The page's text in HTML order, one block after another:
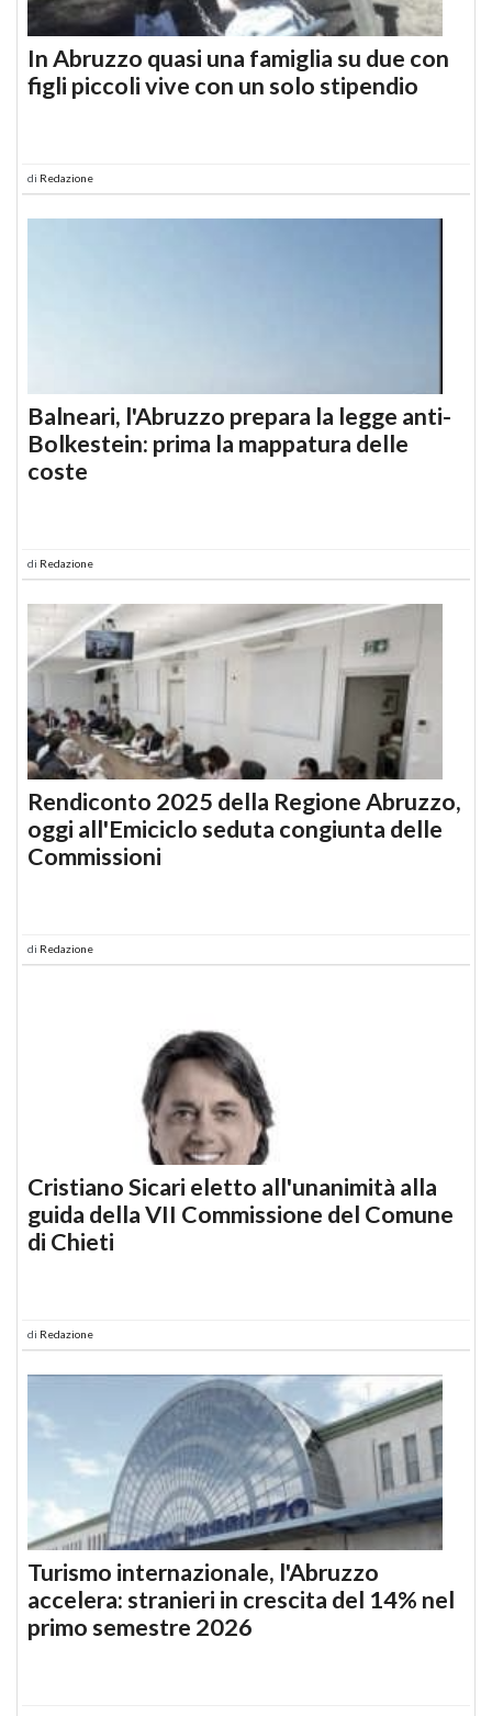
In Abruzzo quasi una famiglia su due con
figli piccoli vive con un solo stipendio
di Redazione
Balneari, l'Abruzzo prepara la legge anti-
Bolkestein: prima la mappatura delle
coste
di Redazione
Rendiconto 2025 della Regione Abruzzo,
oggi all'Emiciclo seduta congiunta delle
Commissioni
di Redazione
Cristiano Sicari eletto all'unanimità alla
guida della VII Commissione del Comune
di Chieti
di Redazione
Turismo internazionale, l'Abruzzo
accelera: stranieri in crescita del 14% nel
primo semestre 2026